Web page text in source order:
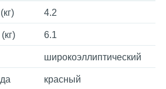
4.2
6.1
широкоэллиптический
красный